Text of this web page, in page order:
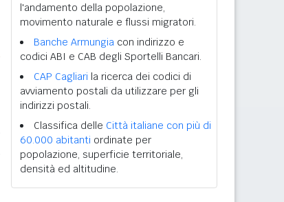
l'andamento della popolazione,
movimento naturale e flussi migratori.
Banche Armungia con indirizzo e
codici ABI e CAB degli Sportelli Bancari.
CAP Cagliari la ricerca dei codici di
avviamento postali da utilizzare per gli
indirizzi postali.
Classifica delle Città italiane con più di
60.000 abitanti ordinate per
popolazione, superficie territoriale,
densità ed altitudine.